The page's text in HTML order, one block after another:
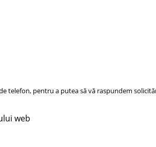
telefon, pentru a putea să vă raspundem
web